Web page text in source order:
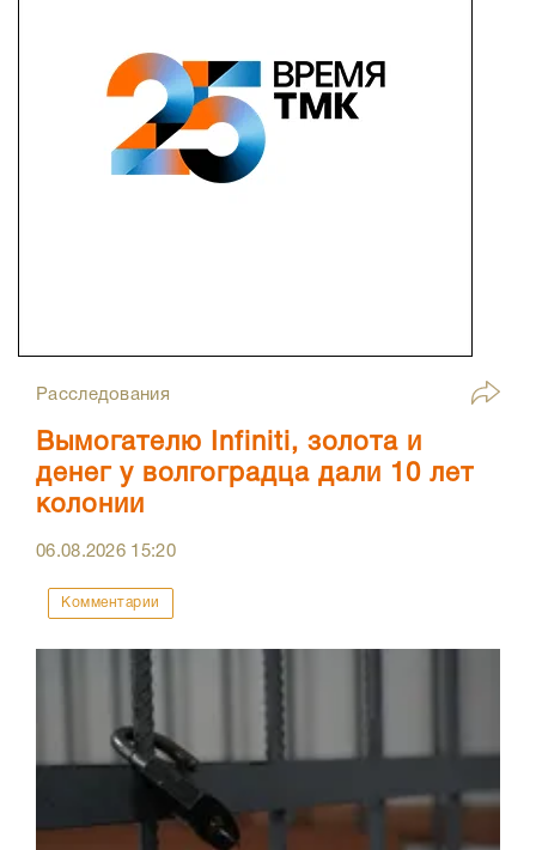
Расследования
Вымогателю Infiniti, золота и
денег у волгоградца дали 10 лет
колонии
06.08.2026 15:20
Комментарии